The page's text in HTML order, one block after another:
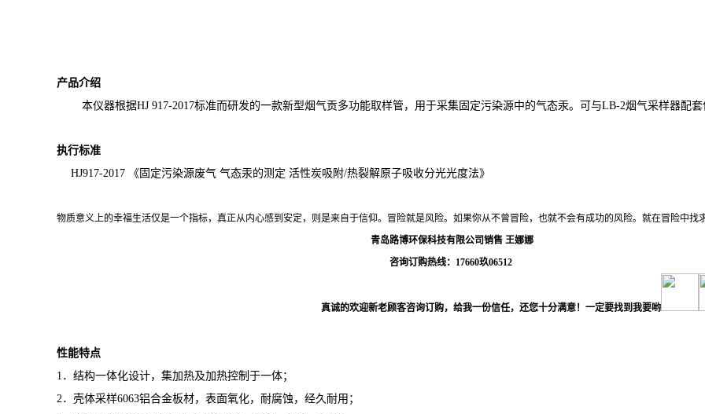
产品介绍
本仪器根据HJ 917-2017标准而研发的一款新型烟气贡多功能取样管，用于采集固定污染源中的气态汞。可与LB-2烟气采样器配套
执行标准
HJ917-2017 《固定污染源废气 气态汞的测定 活性炭吸附/热裂解原子吸收分光光度法》
物质意义上的幸福生活仅是一个指标，真正从内心感到安定，则是来自于信仰。冒险就是风险。如果你从不曾冒险，也就不会有成功的风险。就在冒险中找
青岛路博环保科技有限公司销售 王娜娜
咨询订购热线： 17660玖06512
真诚的欢迎新老顾客咨询订购，给我一份信任，还您十分满意！一定要找到我要哟
性能特点
1．结构一体化设计，集加热及加热控制于一体；
2．壳体采样6063铝合金板材，表面氧化，耐腐蚀，经久耐用；